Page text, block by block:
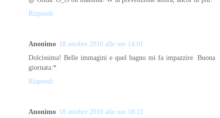
Rispondi
Anonimo 18 ottobre 2010 alle ore 14:01
Dolcissima! Belle immagini e quel bagno mi fa impazzire. Buona
giornata:*
Rispondi
Anonimo 18 ottobre 2010 alle ore 18:22